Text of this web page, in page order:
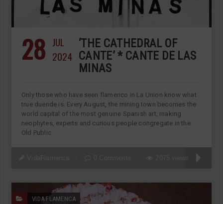
28 JUL
2024
‘THE CATHEDRAL OF
CANTE’ * CANTE DE LAS
MINAS
Only those who have seen flamenco in La Union know what
true duende is. Every August, the mining town becomes the
world capital of the most genuine Spanish art, making
neophytes, experts and curious people congregate in the
Old Public
VIDA FLAMENCA